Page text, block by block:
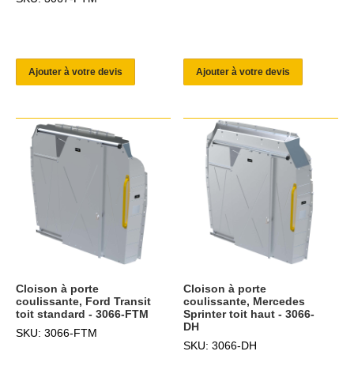
Ajouter à votre devis Ajouter à votre devis
Cloison à porte
coulissante, Ford Transit
toit standard - 3066-FTM
SKU: 3066-FTM
Cloison à porte
coulissante, Mercedes
Sprinter toit haut - 3066-
DH
SKU: 3066-DH